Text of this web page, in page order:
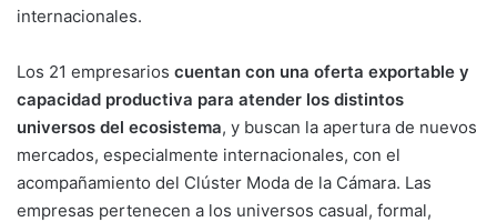
internacionales.
Los 21 empresarios cuentan con una oferta exportable y
capacidad productiva para atender los distintos
universos del ecosistema, y buscan la apertura de nuevos
mercados, especialmente internacionales, con el
acompañamiento del Clúster Moda de la Cámara. Las
empresas pertenecen a los universos casual, formal,